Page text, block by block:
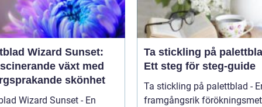
Wizard Sunset:
växt med
skönhet
Wizard Sunset - En
Ta stickling på
Ett steg för steg-guide
Ta stickling på palettblad -
framgångsrik